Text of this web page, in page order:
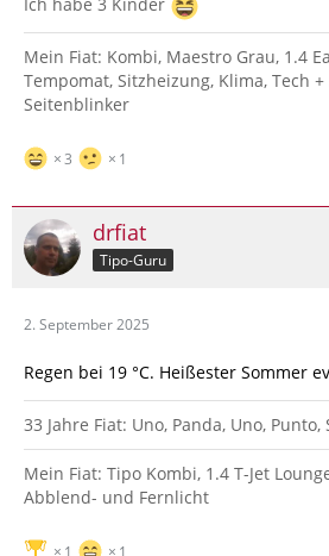
Mein Fiat: Kombi, Maestro Grau, 1.4
Tempomat, Sitzheizung, Klima, Tech
Seitenblinker
3 1
drfiat
Tipo-Guru
2. September 2025
Regen bei 19 °C. Heißester Sommer
33 Jahre Fiat: Uno, Panda, Uno, Punto,
Mein Fiat: Tipo Kombi, 1.4 T-Jet
Abblend- und Fernlicht
1 1